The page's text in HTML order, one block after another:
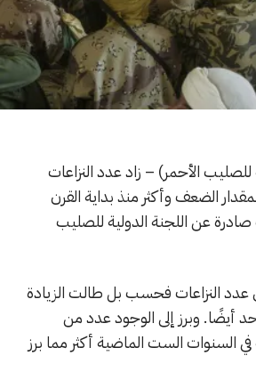
الأحمر) – زاد عدد النزاعات
الضعف وأكثر منذ بداية القرن
عن اللجنة الدولية للصليب
عدد النزاعات فحسب بل طالت الزيادة
أيضًا. وبرز إلى الوجود عدد من
السنوات الست الماضية أكثر مما برز